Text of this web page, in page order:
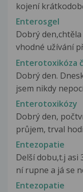
kojení
Enterosgel
Dobrý
vhodné užívání
Enterotoxikóza
Dobrý den.
jsem nikdy
Enterotoxikózy
Dobrý den,
průjem, trval
Entezopatie
Delší dobu,t.j asi
ní rupne a já se
Entezopatie